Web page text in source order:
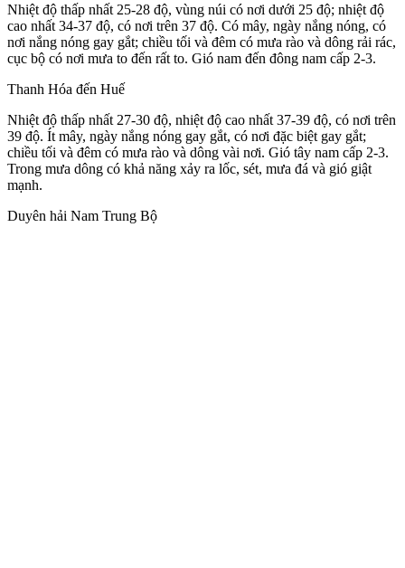
Nhiệt độ thấp nhất 25-28 độ, vùng núi có nơi dưới 25 độ; nhiệt độ
cao nhất 34-37 độ, có nơi trên 37 độ. Có mây, ngày nắng nóng, có
nơi nắng nóng gay gắt; chiều tối và đêm có mưa rào và dông rải rác,
cục bộ có nơi mưa to đến rất to. Gió nam đến đông nam cấp 2-3.
Thanh Hóa đến Huế
Nhiệt độ thấp nhất 27-30 độ, nhiệt độ cao nhất 37-39 độ, có nơi trên
39 độ. Ít mây, ngày nắng nóng gay gắt, có nơi đặc biệt gay gắt;
chiều tối và đêm có mưa rào và dông vài nơi. Gió tây nam cấp 2-3.
Trong mưa dông có khả năng xảy ra lốc, sét, mưa đá và gió giật
mạnh.
Duyên hải Nam Trung Bộ